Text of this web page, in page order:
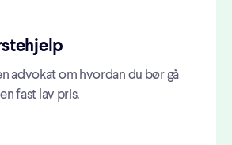
advokat om hvordan du bør gå
fast lav pris.